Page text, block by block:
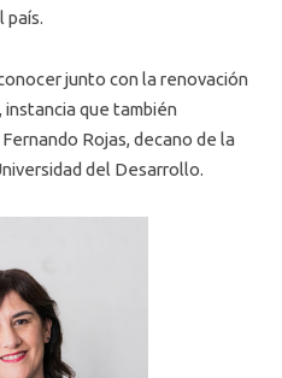
país.
junto con la renovación
que también
Rojas, decano de la
del Desarrollo.